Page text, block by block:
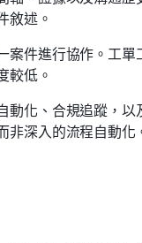
敘述。
案件進行協作。工單
較低。
動化、合規追蹤，以
深入的流程自動化